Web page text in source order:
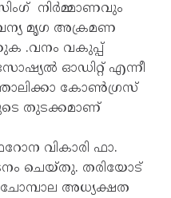
നിർമ്മാണവും
മൃഗ അക്രമണ
.വനം വകുപ്പ്
ഓഡിറ്റ് എന്നീ
കോൺഗ്രസ്
തുടക്കമാണ്
വികാരി ഫാ.
ചെയ്തു. തരിയോട്
അധ്യക്ഷത